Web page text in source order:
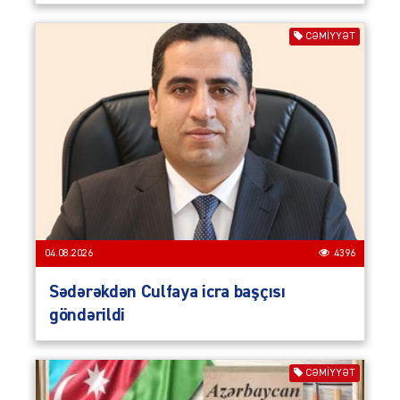
CƏMIYYƏT
04.08.2026 4396
Sədərəkdən Culfaya icra başçısı
göndərildi
CƏMIYYƏT